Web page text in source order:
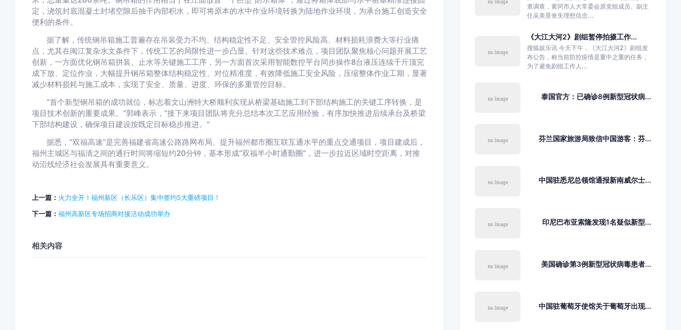
定，浇筑封底混凝土封堵空隙后抽干内部积水，即可将原本的水中作业环境转换为陆地作业环境，为承台施工创造安全
便利的条件。
据了解，传统钢吊箱施工普遍存在吊装受力不均、结构稳定性不足、安全管控风险高、材料损耗浪费大等行业痛
点，尤其在闽江复杂水文条件下，传统工艺的局限性进一步凸显。针对这些技术难点，项目团队聚焦核心问题开展工艺
创新，一方面优化钢吊箱拼装、止水等关键施工工序，另一方面首次采用智能数控平台同步操作8台液压连续千斤顶完
成下放、定位作业，大幅提升钢吊箱整体结构稳定性、对位精准度，有效降低施工安全风险，压缩整体作业工期，显著
减少材料损耗与施工成本，实现了安全、质量、进度、环保的多重管控目标。
“首个新型钢吊箱的成功就位，标志着文山洲特大桥顺利实现从桥梁基础施工到下部结构施工的关键工序转换，是
项目技术创新的重要成果。”郭峰表示，“接下来项目团队将充分总结本次工艺应用经验，有序加快推进后续承台及桥梁
下部结构建设，确保项目建设按既定目标稳步推进。”
据悉，“双福高速”是完善福建省高速公路路网布局、提升福州都市圈互联互通水平的重点交通项目，项目建成后，
福州主城区与福清之间的通行时间将缩短约20分钟，基本形成“双福半小时通勤圈”，进一步拉近区域时空距离，对推
动沿线经济社会发展具有重要意义。
上一篇： 火力全开！福州新区（长乐区）集中签约5大重磅项目！
下一篇： 福州高新区专场招商对接活动成功举办
相关内容
查调查，黄冈市人大常委会原党组成员、副主
任吴美景丧失理想信念...
《大江大河2》剧组暂停拍摄工作...
搜狐娱乐讯 今天下午，《大江大河2》剧组发
布公告，称当前防控疫情是重中之重的任务，
为了避免剧组工作人...
泰国官方：已确诊8例新型冠状病...
芬兰国家旅游局致信中国游客：芬...
中国驻悉尼总领馆通报新南威尔士...
印尼巴布亚索隆发现1名疑似新型...
美国确诊第3例新型冠状病毒患者...
中国驻葡萄牙使馆关于葡萄牙出现...